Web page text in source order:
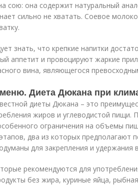
сою: она содержит натуральный
сильно не хватать. Соевое
знать, что крепкие напитки
аппетит и провоцируют жаркие
вина, являющегося
Диета Дюкана при
диеты Дюкана – это
жиров и углеводистой пищи.
ограничения на объемы
два из которых предполагают
для закрепления и удержания
рекомендуются для
без жира, куриные яйца,